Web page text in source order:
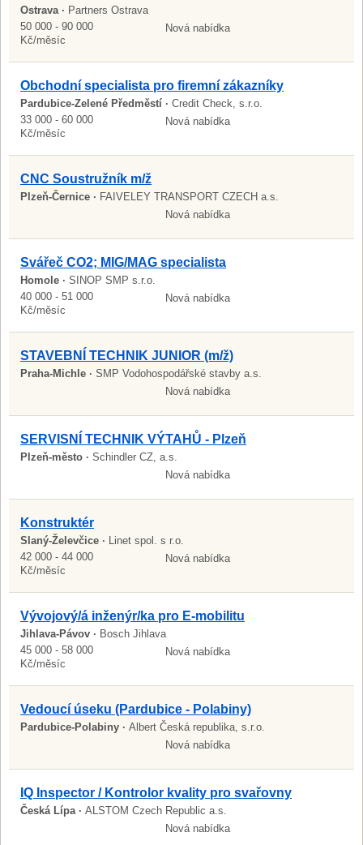
Ostrava · Partners Ostrava
50 000 - 90 000
Kč/měsíc
Nová nabídka
Obchodní specialista pro firemní zákazníky
Pardubice-Zelené Předměstí · Credit Check, s.r.o.
33 000 - 60 000
Kč/měsíc
Nová nabídka
CNC Soustružník m/ž
Plzeň-Černice · FAIVELEY TRANSPORT CZECH a.s.
Nová nabídka
Svářeč CO2; MIG/MAG specialista
Homole · SINOP SMP s.r.o.
40 000 - 51 000
Kč/měsíc
Nová nabídka
STAVEBNÍ TECHNIK JUNIOR (m/ž)
Praha-Michle · SMP Vodohospodářské stavby a.s.
Nová nabídka
SERVISNÍ TECHNIK VÝTAHŮ - Plzeň
Plzeň-město · Schindler CZ, a.s.
Nová nabídka
Konstruktér
Slaný-Želevčice · Linet spol. s r.o.
42 000 - 44 000
Kč/měsíc
Nová nabídka
Vývojový/á inženýr/ka pro E-mobilitu
Jihlava-Pávov · Bosch Jihlava
45 000 - 58 000
Kč/měsíc
Nová nabídka
Vedoucí úseku (Pardubice - Polabiny)
Pardubice-Polabiny · Albert Česká republika, s.r.o.
Nová nabídka
IQ Inspector / Kontrolor kvality pro svařovny
Česká Lípa · ALSTOM Czech Republic a.s.
Nová nabídka